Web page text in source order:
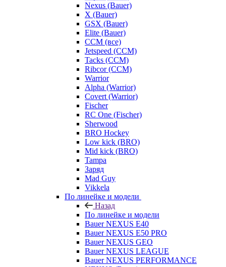
Nexus (Bauer)
X (Bauer)
GSX (Bauer)
Elite (Bauer)
CCM (все)
Jetspeed (CCM)
Tacks (CCM)
Ribcor (CCM)
Warrior
Alpha (Warrior)
Covert (Warrior)
Fischer
RC One (Fischer)
Sherwood
BRO Hockey
Low kick (BRO)
Mid kick (BRO)
Tampa
Заряд
Mad Guy
Vikkela
По линейке и модели
Назад
По линейке и модели
Bauer NEXUS E40
Bauer NEXUS E50 PRO
Bauer NEXUS GEO
Bauer NEXUS LEAGUE
Bauer NEXUS PERFORMANCE